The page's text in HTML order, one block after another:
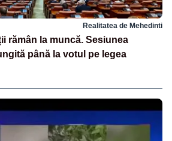
Realitatea de Mehedinti
rămân la muncă. Sesiunea
până la votul pe legea